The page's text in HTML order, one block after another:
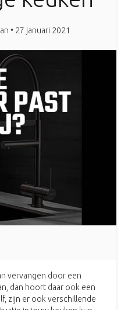
• 27 januari 2021
vervangen door een
dan hoort daar ook een
zijn er ook verschillende